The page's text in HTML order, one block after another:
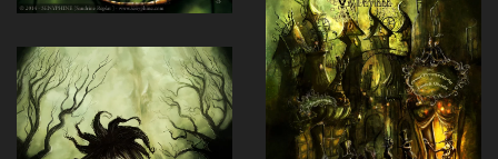
Voir